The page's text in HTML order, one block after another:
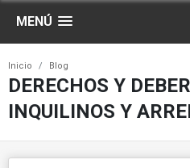
MENÚ
Inicio Blog
DERECHOS Y
INQUILINOS Y